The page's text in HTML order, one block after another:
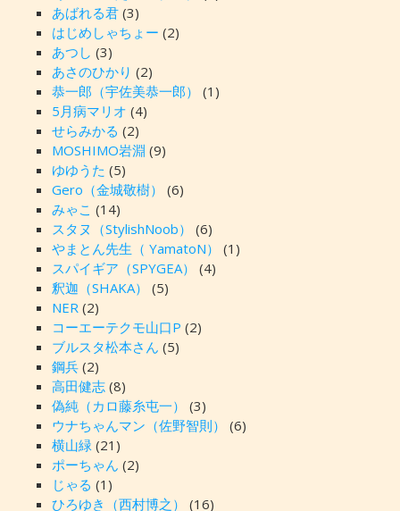
あばれる君(3)
はじめしゃちょー (2)
あつし (3)
あさのひかり (2)
恭一郎（宇佐美恭一郎）
(1)
5月病マリオ (4)
せらみかる (2)
MOSHIMO岩淵 (9)
ゆゆうた (5)
Gero（金城敬樹）
(6)
みゃこ (14)
スタヌ（StylishNoob）
(6)
やまとん先生（ YamatoN）
(1)
スパイギア（SPYGEA）
(4)
釈迦（SHAKA）
(5)
NER(2)
コーエーテクモ山口P (2)
ブルスタ松本さん (5)
鋼兵(2)
高田健志(8)
偽純（カロ藤糸屯一）
(3)
ウナちゃんマン（佐野智則）
(6)
横山緑(21)
ポーちゃん (2)
じゃる (1)
ひろゆき（西村博之）
(16)